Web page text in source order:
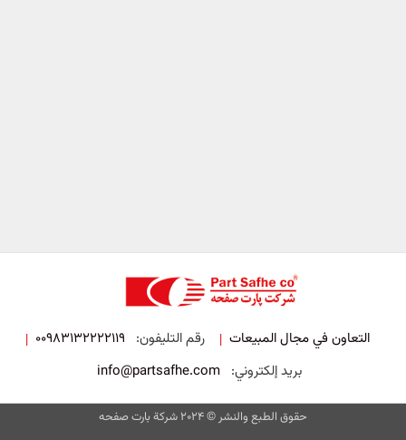
التعاون في مجال المبيعات | رقم التليفون: 00983132222119
|
بريد إلكتروني: info@partsafhe.com
حقوق الطبع والنشر © 2024 شركة بارت صفحه